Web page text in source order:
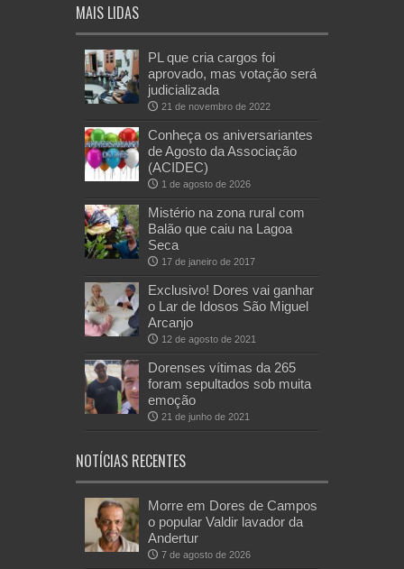
MAIS LIDAS
PL que cria cargos foi
aprovado, mas votação será
judicializada
21 de novembro de 2022
Conheça os aniversariantes
de Agosto da Associação
(ACIDEC)
1 de agosto de 2026
Mistério na zona rural com
Balão que caiu na Lagoa
Seca
17 de janeiro de 2017
Exclusivo! Dores vai ganhar
o Lar de Idosos São Miguel
Arcanjo
12 de agosto de 2021
Dorenses vítimas da 265
foram sepultados sob muita
emoção
21 de junho de 2021
NOTÍCIAS RECENTES
Morre em Dores de Campos
o popular Valdir lavador da
Andertur
7 de agosto de 2026